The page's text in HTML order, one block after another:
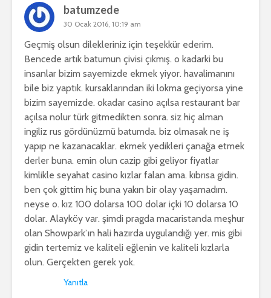
batumzede
30 Ocak 2016, 10:19 am
Geçmiş olsun dilekleriniz için teşekkür ederim.
Bencede artık batumun çivisi çıkmış. o kadarki bu
insanlar bizim sayemizde ekmek yiyor. havalimanını
bile biz yaptık. kursaklarından iki lokma geçiyorsa yine
bizim sayemizde. okadar casino açılsa restaurant bar
açılsa nolur türk gitmedikten sonra. siz hiç alman
ingiliz rus gördünüzmü batumda. biz olmasak ne iş
yapıp ne kazanacaklar. ekmek yedikleri çanağa etmek
derler buna. emin olun cazip gibi geliyor fiyatlar
kimlikle seyahat casino kızlar falan ama. kıbrısa gidin.
ben çok gittim hiç buna yakın bir olay yaşamadım.
neyse o. kız 100 dolarsa 100 dolar içki 10 dolarsa 10
dolar. Alayköy var. şimdi pragda macaristanda meşhur
olan Showpark’ın hali hazırda uygulandığı yer. mis gibi
gidin tertemiz ve kaliteli eğlenin ve kaliteli kızlarla
olun. Gerçekten gerek yok.
Yanıtla